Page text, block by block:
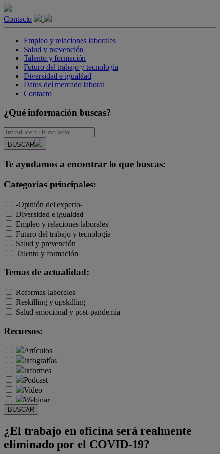
Contacto
Empleo y relaciones laborales
Salud y prevención
Talento y formación
Futuro del trabajo y tecnología
Diversidad e igualdad
Datos del mercado laboral
Contacto
¿Qué información buscas?
BUSCAR
Te ayudamos a encontrar lo que buscas:
Categorías principales:
-Opinión del experto-
Diversidad e igualdad
Empleo y relaciones laborales
Futuro del trabajo y tecnología
Salud y prevención
Talento y formación
Temas de actualidad:
Reformas laborales
Reskilling y upskilling
Salud emocional y post-pandemia
Recursos:
Artículos
Infografías
Informes
Podcast
Video
Webinar
BUSCAR
¿El trabajo en oficina será realmente
eliminado por el COVID-19?